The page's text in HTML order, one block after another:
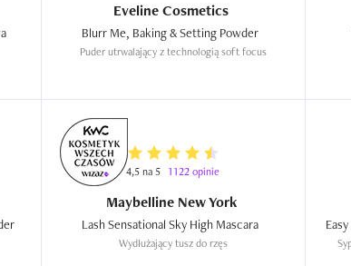
Eveline Cosmetics
Puder utrwalający z technologią soft focus
4,5 na 5 1122 opinie
Maybelline New York
Wydłużający tusz do rzęs